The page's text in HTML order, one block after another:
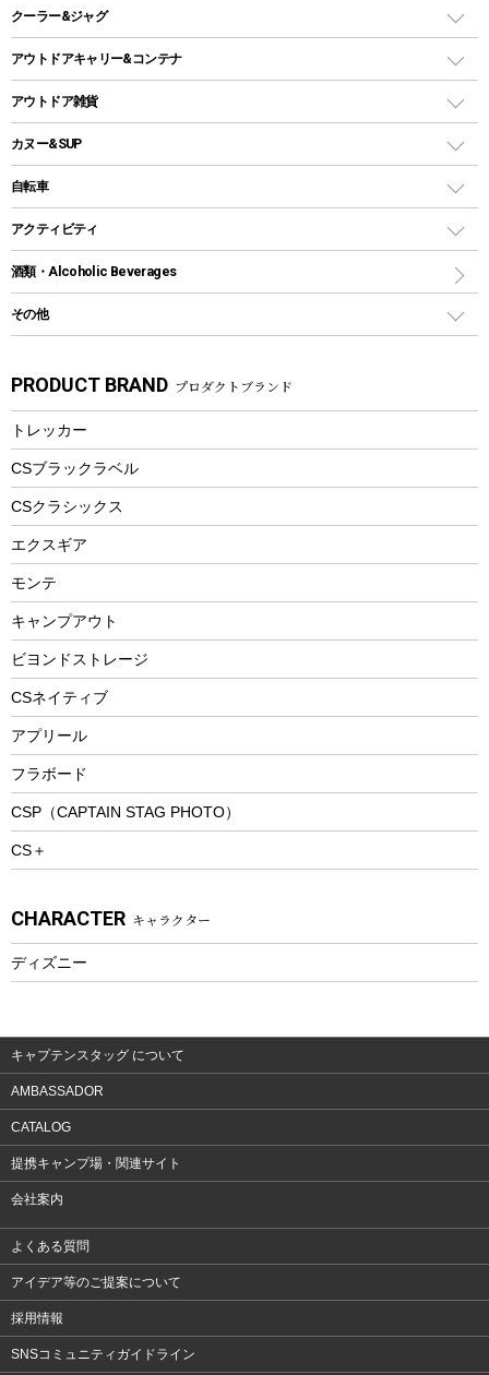
自立式タープ
パラソル
テントアクセサリー
ペグ
グランドシート
ガイドロープ
ツール
ヘッドライト
キャンドル
ガストーチ、ライター
卓上タイプグリル
パーティータイプグリル
鉄板、アミ
焚き火台&ストーブ
火起こし
バーベキューツール
ホットサンドメーカー
クッカーセット
シェラカップ
クッキングツール
ナイフ
カトラリー
マグカップ、カップ
ステンレスボトル
フードボトル
トレー
ランチョンマット
ランチボックス
ステンレスボトル
コップ付きタイプ
ワンタッチタイプ
プラスチックボトル
ディズニーボトル
クーラー&ジャグ
クーラーボックス
クーラーバッグ
ウォータージャグ
保冷剤
アウトドアキャリー&コンテナ
アウトドアキャリー
アウトドア雑貨
バックパック&バッグ
リュック、バックパック
トートバッグ、サコッシュ
ショッピングキャリー
その他アウトドア雑貨
スプレー関係
ツール、他
カヌー&SUP
インフレータブル
カヤック
パドル
ヘルメット
エアーポンプ
アクセサリー
自転車
折りたたみ自転車
スポーツサイクル
シティサイクル
自転車ウェア
アクティビティ
マリン
ラッシュガード
パラソル
フローティングベスト
ヘルメット
エアーポンプ
ビーチテント
ウィンター
スノーシュー
防寒ウェア
トレッキング
トレッキングアクセサリー
プレイグッズ
ウェルネス
ウェア、タオル
ウェア
酒類・Alcoholic Beverages
その他
湯たんぽ
防災用品
PRODUCT BRAND プロダクトブランド
トレッカー
CSブラックラベル
CSクラシックス
エクスギア
モンテ
キャンプアウト
ビヨンドストレージ
CSネイティブ
アプリール
フラボード
CSP（CAPTAIN STAG PHOTO）
CS＋
CHARACTER キャラクター
ディズニー
キャプテンスタッグ について
AMBASSADOR
CATALOG
提携キャンプ場・関連サイト
会社案内
よくある質問
アイデア等のご提案について
採用情報
SNSコミュニティガイドライン